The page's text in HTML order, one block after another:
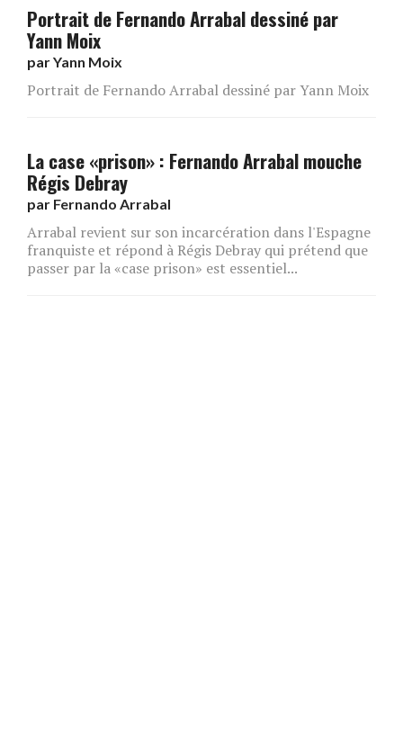
Portrait de Fernando Arrabal dessiné par
Yann Moix
parYann Moix
Portrait de Fernando Arrabal dessiné par Yann Moix
La case «prison» : Fernando Arrabal mouche
Régis Debray
par Fernando Arrabal
Arrabal revient sur son incarcération dans l'Espagne
franquiste et répond à Régis Debray qui prétend que
passer par la «case prison» est essentiel...